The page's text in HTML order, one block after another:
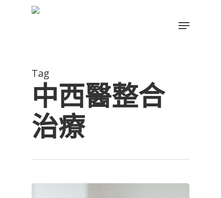
Menu
Tag
中西醫整合
治療